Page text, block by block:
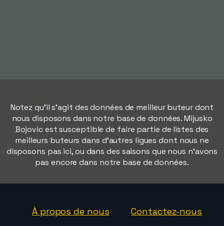
Notez qu'il s'agit des données de meilleur buteur dont
nous disposons dans notre base de données. Mijusko
Bojovic est susceptible de faire partie de listes des
meilleurs buteurs dans d'autres ligues dont nous ne
disposons pas ici, ou dans des saisons que nous n'avons
pas encore dans notre base de données.
À propos de nous Contactez-nous